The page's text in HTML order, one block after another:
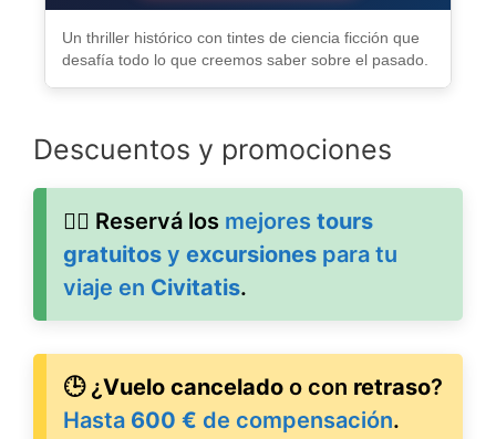
Un thriller histórico con tintes de ciencia ficción que
desafía todo lo que creemos saber sobre el pasado.
Descuentos y promociones
🚶‍♂️ Reservá los mejores tours
gratuitos y excursiones para tu
viaje en Civitatis.
🕒 ¿Vuelo cancelado o con retraso?
Hasta 600 € de compensación.